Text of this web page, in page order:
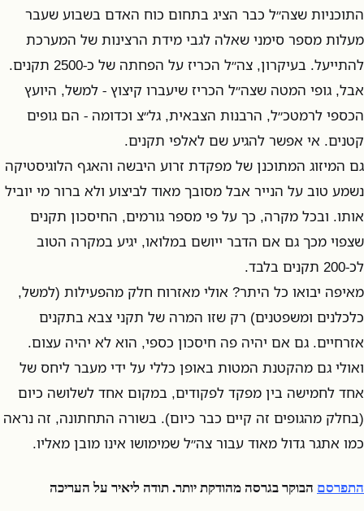
התוכניות שצה״ל כבר הציג בתחום כוח האדם בשבוע שעבר
מעלות מספר סימני שאלה לגבי מידת הרצינות של המערכת
להתייעל. בעיקרון, צה״ל הכריז על הפחתה של כ-2500 תקנים.
אבל, גופי המטה שצה״ל הכריז שיעברו קיצוץ - למשל, היועץ
הכספי לרמטכ״ל, הרבנות הצבאית, גל״צ וכדומה - הם גופים
קטנים. אי אפשר להגיע שם לאלפי תקנים.
גם המיזוג המתוכנן של מפקדת זרוע היבשה והאגף הלוגיסטיקה
נשמע טוב על הנייר אבל מסובך מאוד לביצוע ולא ברור מי יוביל
אותו. ובכל מקרה, כך על פי מספר גורמים, החיסכון תקנים
שצפוי מכך גם אם הדבר ייושם במלואו, יגיע במקרה הטוב
לכ-200 תקנים בלבד.
מאיפה יבואו כל היתר? אולי מאזרוח חלק מהפעילות (למשל,
כלכלנים ומשפטנים) רק שזו המרה של תקני צבא בתקנים
אזרחיים. גם אם יהיה פה חיסכון כספי, הוא לא יהיה עצום.
ואולי גם מהקטנת המטות באופן כללי על ידי מעבר ליחס של
אחד לחמישה בין מפקד לפקודים, במקום אחד לשלושה כיום
(בחלק מהגופים זה קיים כבר כיום). בשורה התחתונה, זה נראה
כמו אתגר גדול מאוד עבור צה״ל שמימושו אינו מובן מאליו.
התפרסם הבוקר בגרסה מהודקת יותר. תודה ליאיר על העריכה